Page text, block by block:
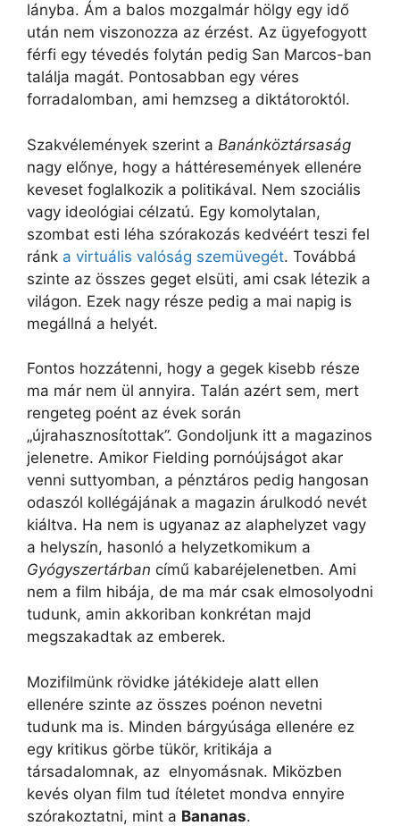
lányba. Ám a balos mozgalmár hölgy egy idő
után nem viszonozza az érzést. Az ügyefogyott
férfi egy tévedés folytán pedig San Marcos-ban
találja magát. Pontosabban egy véres
forradalomban, ami hemzseg a diktátoroktól.
Szakvélemények szerint a Banánköztársaság
nagy előnye, hogy a háttéresemények ellenére
keveset foglalkozik a politikával. Nem szociális
vagy ideológiai célzatú. Egy komolytalan,
szombat esti léha szórakozás kedvéért teszi fel
ránk a virtuális valóság szemüvegét. Továbbá
szinte az összes geget elsüti, ami csak létezik a
világon. Ezek nagy része pedig a mai napig is
megállná a helyét.
Fontos hozzátenni, hogy a gegek kisebb része
ma már nem ül annyira. Talán azért sem, mert
rengeteg poént az évek során
„újrahasznosítottak”. Gondoljunk itt a magazinos
jelenetre. Amikor Fielding pornóújságot akar
venni suttyomban, a pénztáros pedig hangosan
odaszól kollégájának a magazin árulkodó nevét
kiáltva. Ha nem is ugyanaz az alaphelyzet vagy
a helyszín, hasonló a helyzetkomikum a
Gyógyszertárban című kabaréjelenetben. Ami
nem a film hibája, de ma már csak elmosolyodni
tudunk, amin akkoriban konkrétan majd
megszakadtak az emberek.
Mozifilmünk rövidke játékideje alatt ellen
ellenére szinte az összes poénon nevetni
tudunk ma is. Minden bárgyúsága ellenére ez
egy kritikus görbe tükör, kritikája a
társadalomnak, az elnyomásnak. Miközben
kevés olyan film tud ítéletet mondva ennyire
szórakoztatni, mint a Bananas.